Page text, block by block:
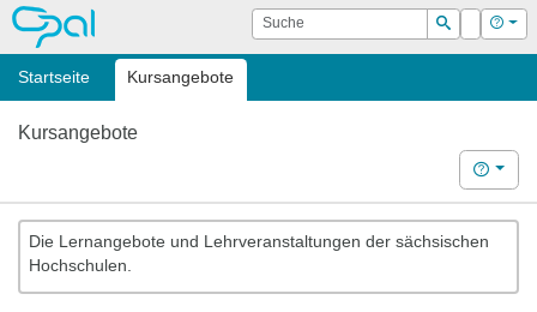
OPAL Suche
Suchen
Login Hilfe
Startseite Kursangebote
Kursangebote
Hilfe
Die Lernangebote und Lehrveranstaltungen der sächsischen
Hochschulen.